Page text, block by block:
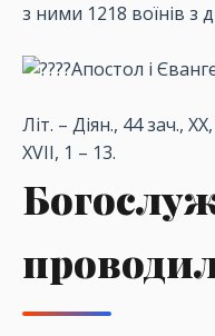
з ними 1218 воїнів з
Апостол і
Літ. – Діян., 44 зач.,
XVII, 1 – 13.